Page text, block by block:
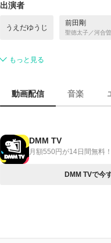
出演者
うえだゆうじ
前田剛
聖徳太子／河合
もっと見る
動画配信 音楽
DMM TV
月額550円が14日間無料！
DMM TVで今